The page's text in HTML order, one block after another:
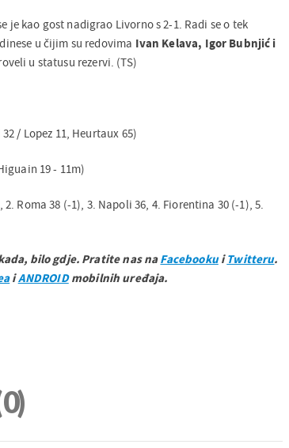
je kao gost nadigrao Livorno s 2-1. Radi se o tek
u čijim su redovima Ivan Kelava, Igor Bubnjić i
u statusu rezervi. (TS)
/ Lopez 11, Heurtaux 65)
19 - 11m)
2. Roma 38 (-1), 3. Napoli 36, 4. Fiorentina 30 (-1), 5.
bilo gdje. Pratite nas naFacebookuiTwitteru.
iANDROIDmobilnih uređaja.